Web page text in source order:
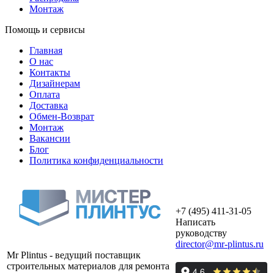
Монтаж
Помощь и сервисы
Главная
О нас
Контакты
Дизайнерам
Оплата
Доставка
Обмен-Возврат
Монтаж
Вакансии
Блог
Политика конфиденциальности
Mr Plintus - ведущий поставщик
строительных материалов для ремонта
+7 (495) 411-31-05
Написать
руководству
director@mr-plintus.ru